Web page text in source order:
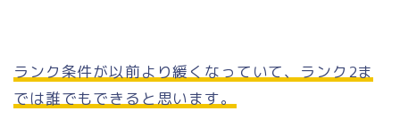
ランク条件が以前より緩くなっていて、ランク2ま
では誰でもできると思います。